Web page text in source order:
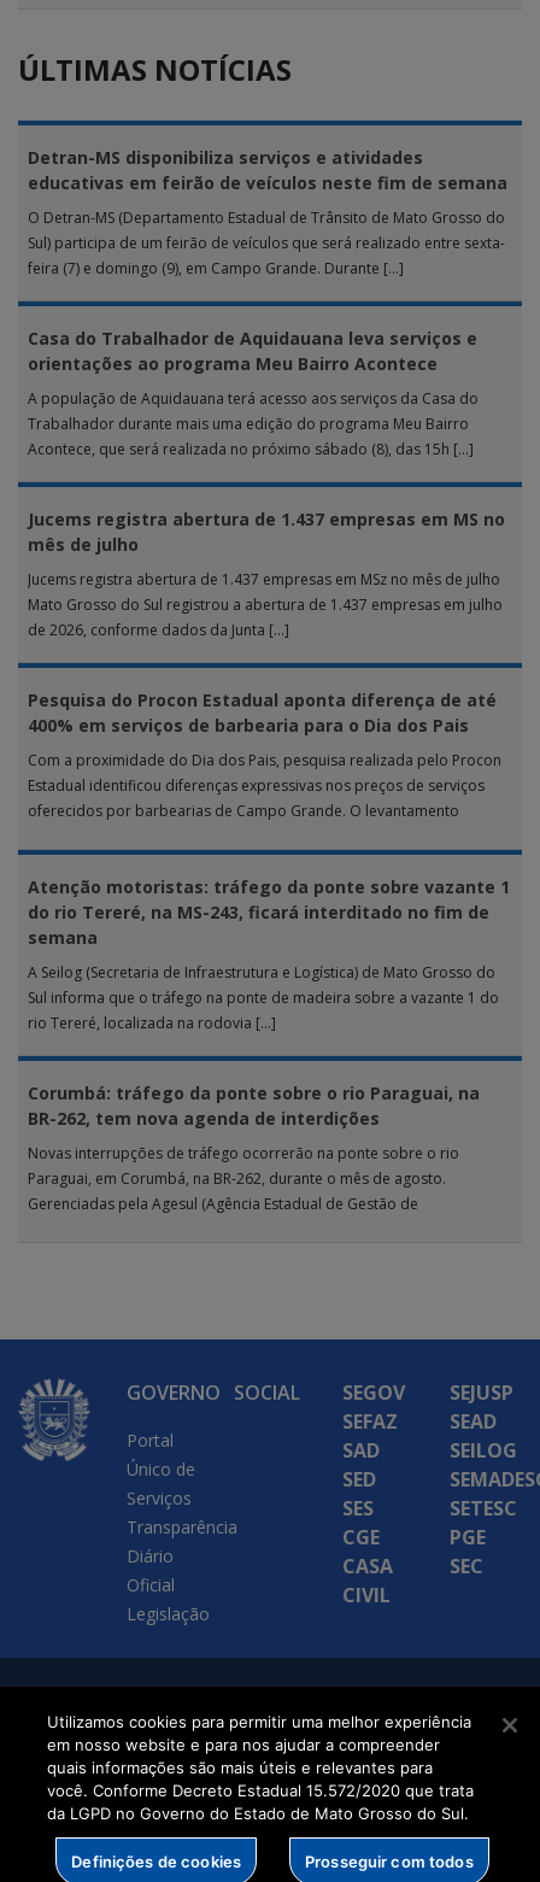
ÚLTIMAS NOTÍCIAS
Detran-MS disponibiliza serviços e atividades
educativas em feirão de veículos neste fim de semana
O Detran-MS (Departamento Estadual de Trânsito de Mato Grosso do
Sul) participa de um feirão de veículos que será realizado entre sexta-
feira (7) e domingo (9), em Campo Grande. Durante […]
Casa do Trabalhador de Aquidauana leva serviços e
orientações ao programa Meu Bairro Acontece
A população de Aquidauana terá acesso aos serviços da Casa do
Trabalhador durante mais uma edição do programa Meu Bairro
Acontece, que será realizada no próximo sábado (8), das 15h […]
Jucems registra abertura de 1.437 empresas em MS no
mês de julho
Jucems registra abertura de 1.437 empresas em MSz no mês de julho
Mato Grosso do Sul registrou a abertura de 1.437 empresas em julho
de 2026, conforme dados da Junta […]
Pesquisa do Procon Estadual aponta diferença de até
400% em serviços de barbearia para o Dia dos Pais
Com a proximidade do Dia dos Pais, pesquisa realizada pelo Procon
Estadual identificou diferenças expressivas nos preços de serviços
oferecidos por barbearias de Campo Grande. O levantamento
Atenção motoristas: tráfego da ponte sobre vazante 1
do rio Tereré, na MS-243, ficará interditado no fim de
semana
A Seilog (Secretaria de Infraestrutura e Logística) de Mato Grosso do
Sul informa que o tráfego na ponte de madeira sobre a vazante 1 do
rio Tereré, localizada na rodovia […]
Corumbá: tráfego da ponte sobre o rio Paraguai, na
BR-262, tem nova agenda de interdições
Novas interrupções de tráfego ocorrerão na ponte sobre o rio
Paraguai, em Corumbá, na BR-262, durante o mês de agosto.
Gerenciadas pela Agesul (Agência Estadual de Gestão de
GOVERNO
Portal
Único de
Serviços
Transparência
Diário
Oficial
Legislação
SOCIAL
SEGOV
SEFAZ
SAD
SED
SES
CGE
CASA
CIVIL
SEJUSP
SEAD
SEILOG
SETESC
PGE
SEC
Executiva de
Transformação Digital
Utilizamos cookies para permitir uma melhor experiência
em nosso website e para nos ajudar a compreender
quais informações são mais úteis e relevantes para
você. Conforme Decreto Estadual 15.572/2020 que trata
da LGPD no Governo do Estado de Mato Grosso do Sul.
Definições de cookies Prosseguir com todos